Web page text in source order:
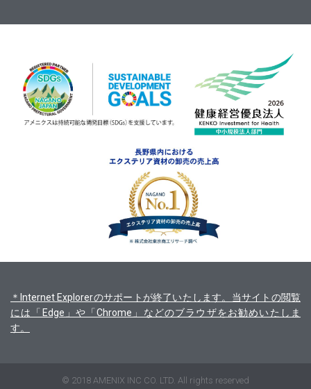
＊Internet Explorerのサポートが終了いたします。当サイトの閲覧
には「Edge」や「Chrome」などのブラウザをお勧めいたしま
す。
© 2018 AMENIX INC CO. LTD. All rights reserved